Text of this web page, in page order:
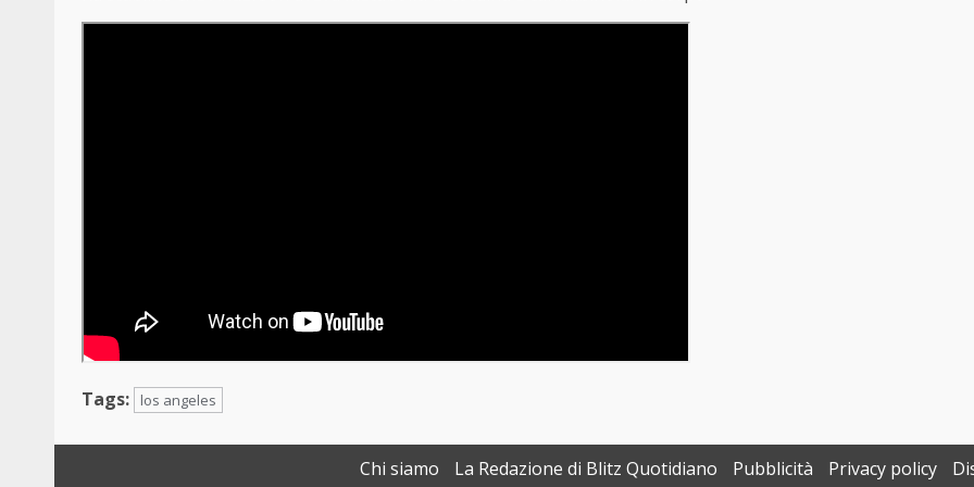
Tags: los angeles
Chi siamo La Redazione di Blitz Quotidiano Pubblicità Privacy policy